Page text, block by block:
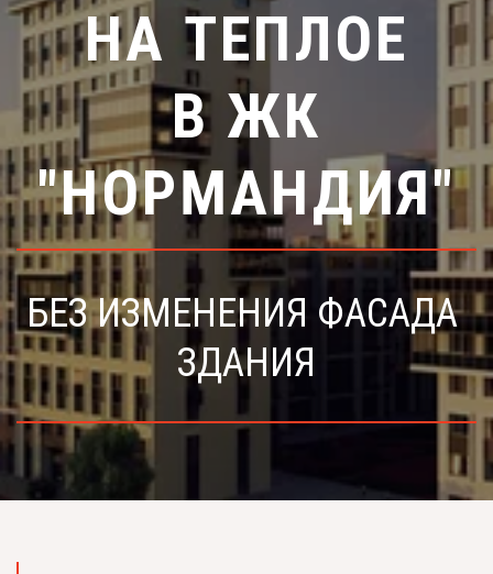
НА ТЕПЛОЕ
В ЖК
"НОРМАНДИЯ"
БЕЗ ИЗМЕНЕНИЯ ФАСАДА
ЗДАНИЯ